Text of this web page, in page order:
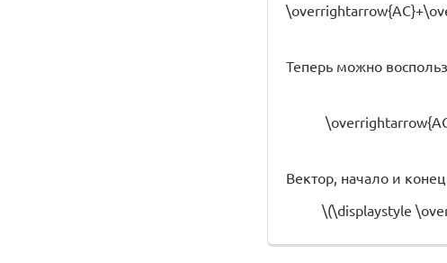
Теперь можно
Вектор, начало и
\(\displaystyle